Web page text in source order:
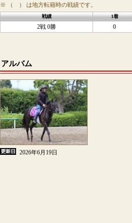
※ （ ） は地方転籍時の戦績です。
戦績 1着
2戦 0勝 0
アルバム
2026年6月19日